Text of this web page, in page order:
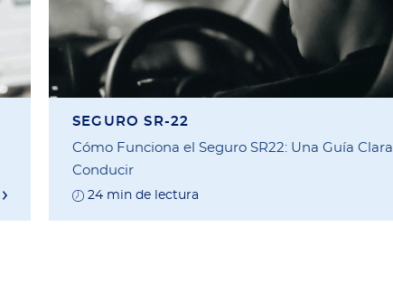
SEGURO SR-22
Cómo Funciona el Seguro SR22: Una Guía
Conducir
24 min de lectura